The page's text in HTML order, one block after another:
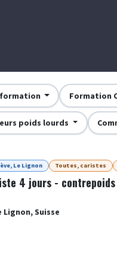
formation Formation
poids lourds
Le Lignon Toutes, caristes
4 jours -
Lignon,Suisse